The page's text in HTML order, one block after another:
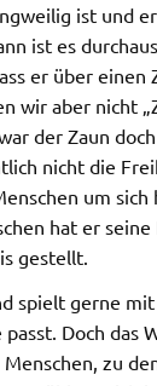
ist und
ist es
er über einen
wir aber nicht
der Zaun
nicht die
um sich
hat er
gestellt.
spielt gerne mit
Doch das
zu